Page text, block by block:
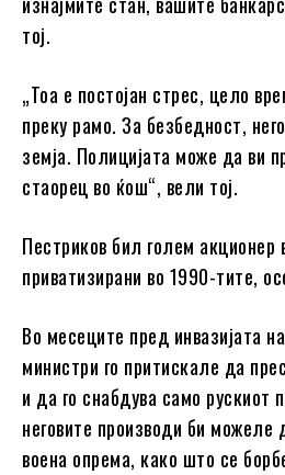
тој.
„Тоа е постојан стрес, цело
преку рамо. За безбедност,
земја. Полицијата може да ви
стаорец во ќош“, вели тој.
Пестриков бил голем акционер
приватизирани во 1990-тите,
Во месеците пред инвазијата
министри го притискале да
и да го снабдува само рускиот
неговите производи би можеле
воена опрема, како што се